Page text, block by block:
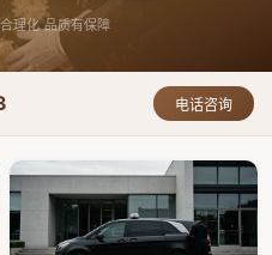
理化 品质有保障
电话咨询